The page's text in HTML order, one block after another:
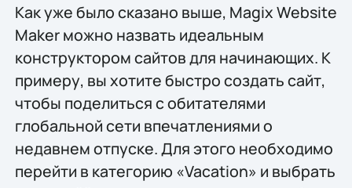
Как уже было сказано выше, Magix Website
Maker можно назвать идеальным
конструктором сайтов для начинающих. К
примеру, вы хотите быстро создать сайт,
чтобы поделиться с обитателями
глобальной сети впечатлениями о
недавнем отпуске. Для этого необходимо
перейти в категорию «Vacation» и выбрать